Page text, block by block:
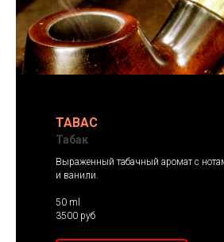
TABAC
Табак
Выраженный табачный аромат с
и ванили.
50 ml
3500 руб